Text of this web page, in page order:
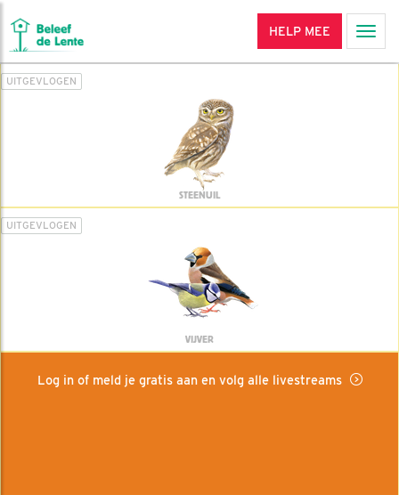
HELP MEE
UITGEVLOGEN
STEENUIL
UITGEVLOGEN
VIJVER
Log in of meld je gratis aan en volg alle livestreams